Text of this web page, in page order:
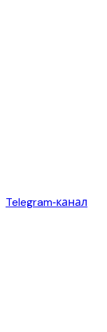
Telegram‑канал